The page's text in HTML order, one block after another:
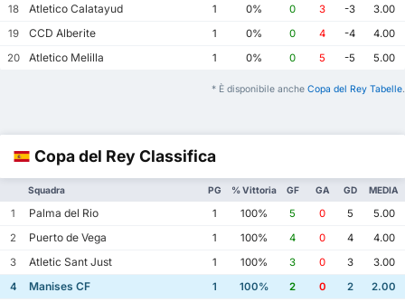
18
Atletico Calatayud 1 0% 0 3 -3
3.00
19
CCD Alberite 1 0% 0 4 -4
4.00
20
Atletico Melilla 1 0% 0 5 -5 5.00
* È disponibile anche Copa del Rey Tabelle.
Copa del Rey Classifica
Squadra PG % Vittoria GF GA GD MEDIA
1 Palma del Rio 1 100% 5 0 5
5.00
2
Puerto de Vega 1 100% 4 0 4
4.00
3
Atletic Sant Just 1 100% 3 0 3
3.00
4
Manises CF 1 100% 2 0 2
2.00